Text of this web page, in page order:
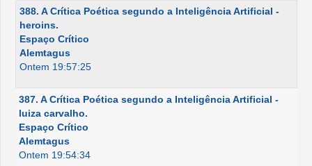
388. A Crítica Poética segundo a Inteligência Artificial -
heroins.
Espaço Crítico
Alemtagus
Ontem 19:57:25
387. A Crítica Poética segundo a Inteligência Artificial -
luiza carvalho.
Espaço Crítico
Alemtagus
Ontem 19:54:34